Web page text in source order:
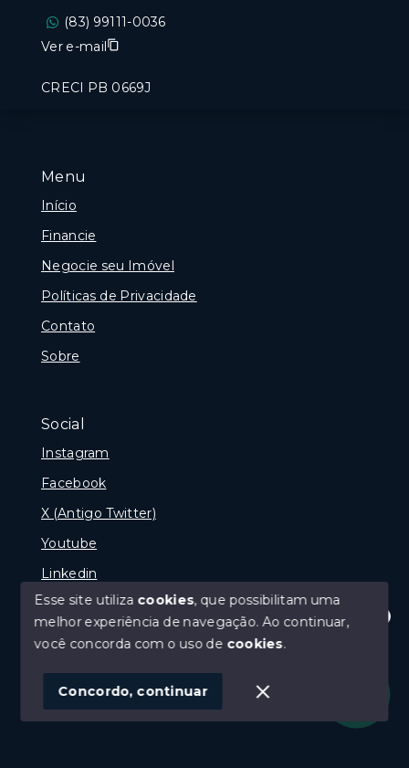
Olá! Estamos disponíveis para te ajudar.
Menu
Início
Financie
Negocie seu Imóvel
Políticas de Privacidade
Contato
Sobre
Social
Instagram
Facebook
X (Antigo Twitter)
Youtube
Linkedin
© Copyright 2026 - naPraia Imobiliária - Todos os
SITE PARA IMOBILIARIA
(83) 99111-0036
Ver e-mail
CRECI PB 0669J
Esse site utiliza cookies, que possibilitam uma
melhor experiência de navegação.Ao continuar,
você concorda com o uso de cookies.
Concordo, continuar